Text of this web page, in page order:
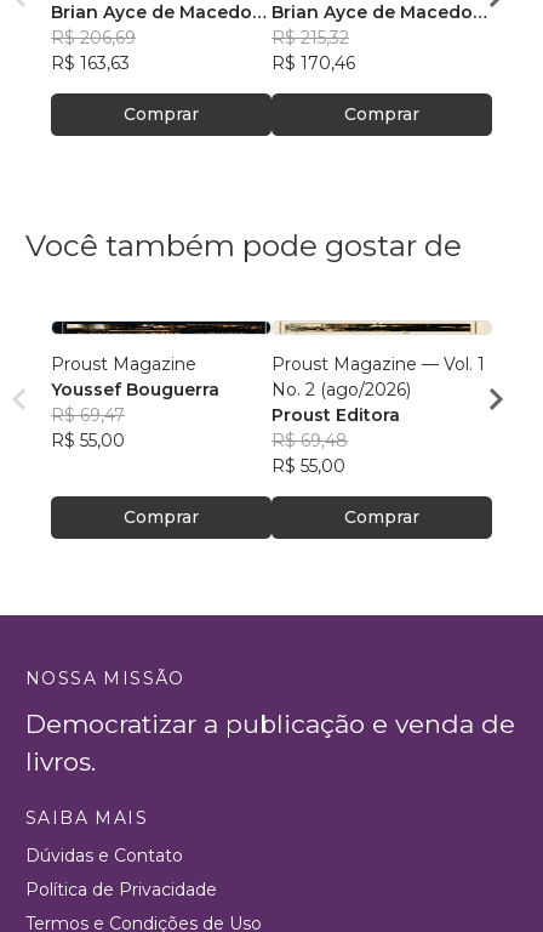
Edição.
Brian Ayce de Macedo
Marinho
R$ 206,69
R$ 163,63
Comprar
Edição:
Brian Ayce de Macedo
Marinho
R$ 215,32
R$ 170,46
Comprar
Você também pode gostar de
Proust Magazine
Youssef Bouguerra
R$ 69,47
R$ 55,00
Comprar
Proust Magazine — Vol. 1
No. 2 (ago/2026)
Proust Editora
R$ 69,48
R$ 55,00
Comprar
NOSSA MISSÃO
Democratizar a publicação e venda de
livros.
SAIBA MAIS
Dúvidas e Contato
Política de Privacidade
Termos e Condições de Uso